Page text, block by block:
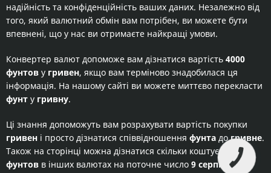
надійність та конфіденційність ваших даних. Незалежно від
того, який валютний обмін вам потрібен, ви можете бути
впевнені, що у нас ви отримаєте найкращі умови.
Конвертер валют допоможе вам дізнатися вартість 4000
фунтов у гривен, якщо вам терміново знадобилася ця
інформація. На нашому сайті ви можете миттєво перекласти
фунт у гривну.
Ці знання допоможуть вам розрахувати вартість покупки
гривен і просто дізнатися співвідношення фунта догривне.
Також на сторінці можна дізнатися скільки коштує 4000
фунтов в інших валютах на поточне число 9 серпня 2026